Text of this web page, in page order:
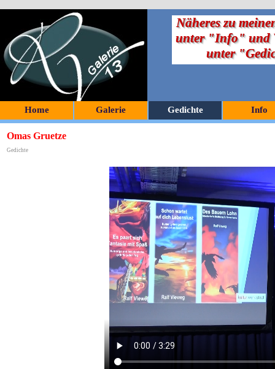
Home Galerie Gedichte Info
Näheres zu
unter "Info" und
unter
Omas Gruetze
Gedichte